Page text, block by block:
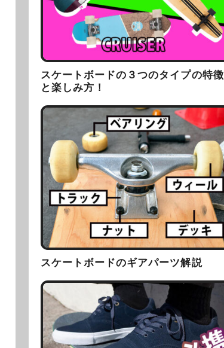
スケートボードの３つのタイプの特徴
と楽しみ方！
スケートボードのギアパーツ解説